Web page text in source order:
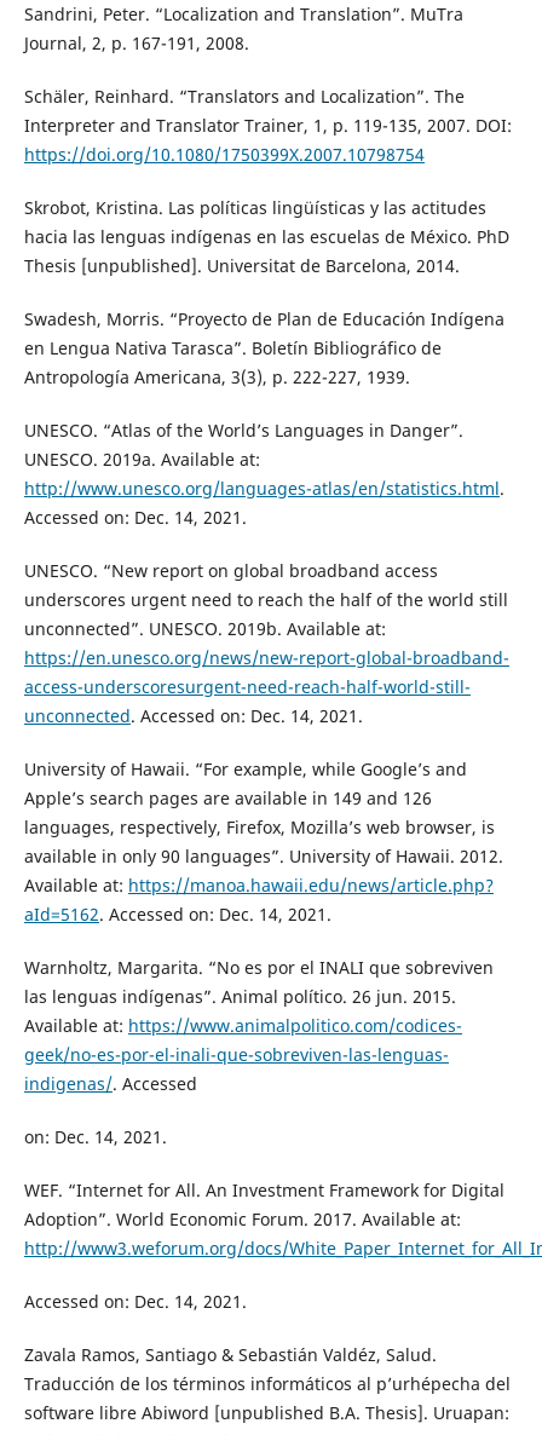
Sandrini, Peter. “Localization and Translation”. MuTra
Journal, 2, p. 167-191, 2008.
Schäler, Reinhard. “Translators and Localization”. The
Interpreter and Translator Trainer, 1, p. 119-135, 2007. DOI:
https://doi.org/10.1080/1750399X.2007.10798754
Skrobot, Kristina. Las políticas lingüísticas y las actitudes
hacia las lenguas indígenas en las escuelas de México. PhD
Thesis [unpublished]. Universitat de Barcelona, 2014.
Swadesh, Morris. “Proyecto de Plan de Educación Indígena
en Lengua Nativa Tarasca”. Boletín Bibliográfico de
Antropología Americana, 3(3), p. 222-227, 1939.
UNESCO. “Atlas of the World’s Languages in Danger”.
UNESCO. 2019a. Available at:
http://www.unesco.org/languages-atlas/en/statistics.html.
Accessed on: Dec. 14, 2021.
UNESCO. “New report on global broadband access
underscores urgent need to reach the half of the world still
unconnected”. UNESCO. 2019b. Available at:
https://en.unesco.org/news/new-report-global-broadband-
access-underscoresurgent-need-reach-half-world-still-
unconnected. Accessed on: Dec. 14, 2021.
University of Hawaii. “For example, while Google’s and
Apple’s search pages are available in 149 and 126
languages, respectively, Firefox, Mozilla’s web browser, is
available in only 90 languages”. University of Hawaii. 2012.
Available at: https://manoa.hawaii.edu/news/article.php?
aId=5162. Accessed on: Dec. 14, 2021.
Warnholtz, Margarita. “No es por el INALI que sobreviven
las lenguas indígenas”. Animal político. 26 jun. 2015.
Available at: https://www.animalpolitico.com/codices-
geek/no-es-por-el-inali-que-sobreviven-las-lenguas-
indigenas/. Accessed
on: Dec. 14, 2021.
WEF. “Internet for All. An Investment Framework for Digital
Adoption”. World Economic Forum. 2017. Available at:
http://www3.weforum.org/docs/
Accessed on: Dec. 14, 2021.
Zavala Ramos, Santiago & Sebastián Valdéz, Salud.
Traducción de los términos informáticos al p’urhépecha del
software libre Abiword [unpublished B.A. Thesis]. Uruapan: